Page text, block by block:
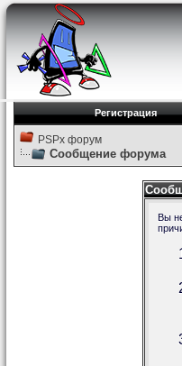
Регистрация
PSPx форум
Сообщение форума
Вы